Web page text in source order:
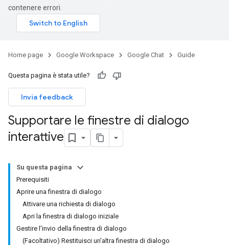
contenere errori.
Home page Google Workspace Google Chat Guide
Questa pagina è stata utile?
Invia feedback
Supportare le finestre di dialogo
interattive
Su questa pagina
Prerequisiti
Aprire una finestra di dialogo
Attivare una richiesta di dialogo
Apri la finestra di dialogo iniziale
Gestire l'invio della finestra di dialogo
(Facoltativo) Restituisci un'altra finestra di dialogo